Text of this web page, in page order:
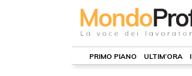
PRIMO PIANO ULTIM’ORA